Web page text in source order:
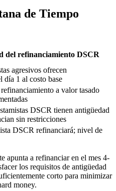
de Tiempo
del refinanciamiento DSCR
agresivos ofrecen
día 1 al costo base
a valor tasado
DSCR tienen antigüedad
sin restricciones
DSCR refinanciará; nivel de
apunta a refinanciar en el mes 4-
los requisitos de antigüedad
corto para minimizar
money.